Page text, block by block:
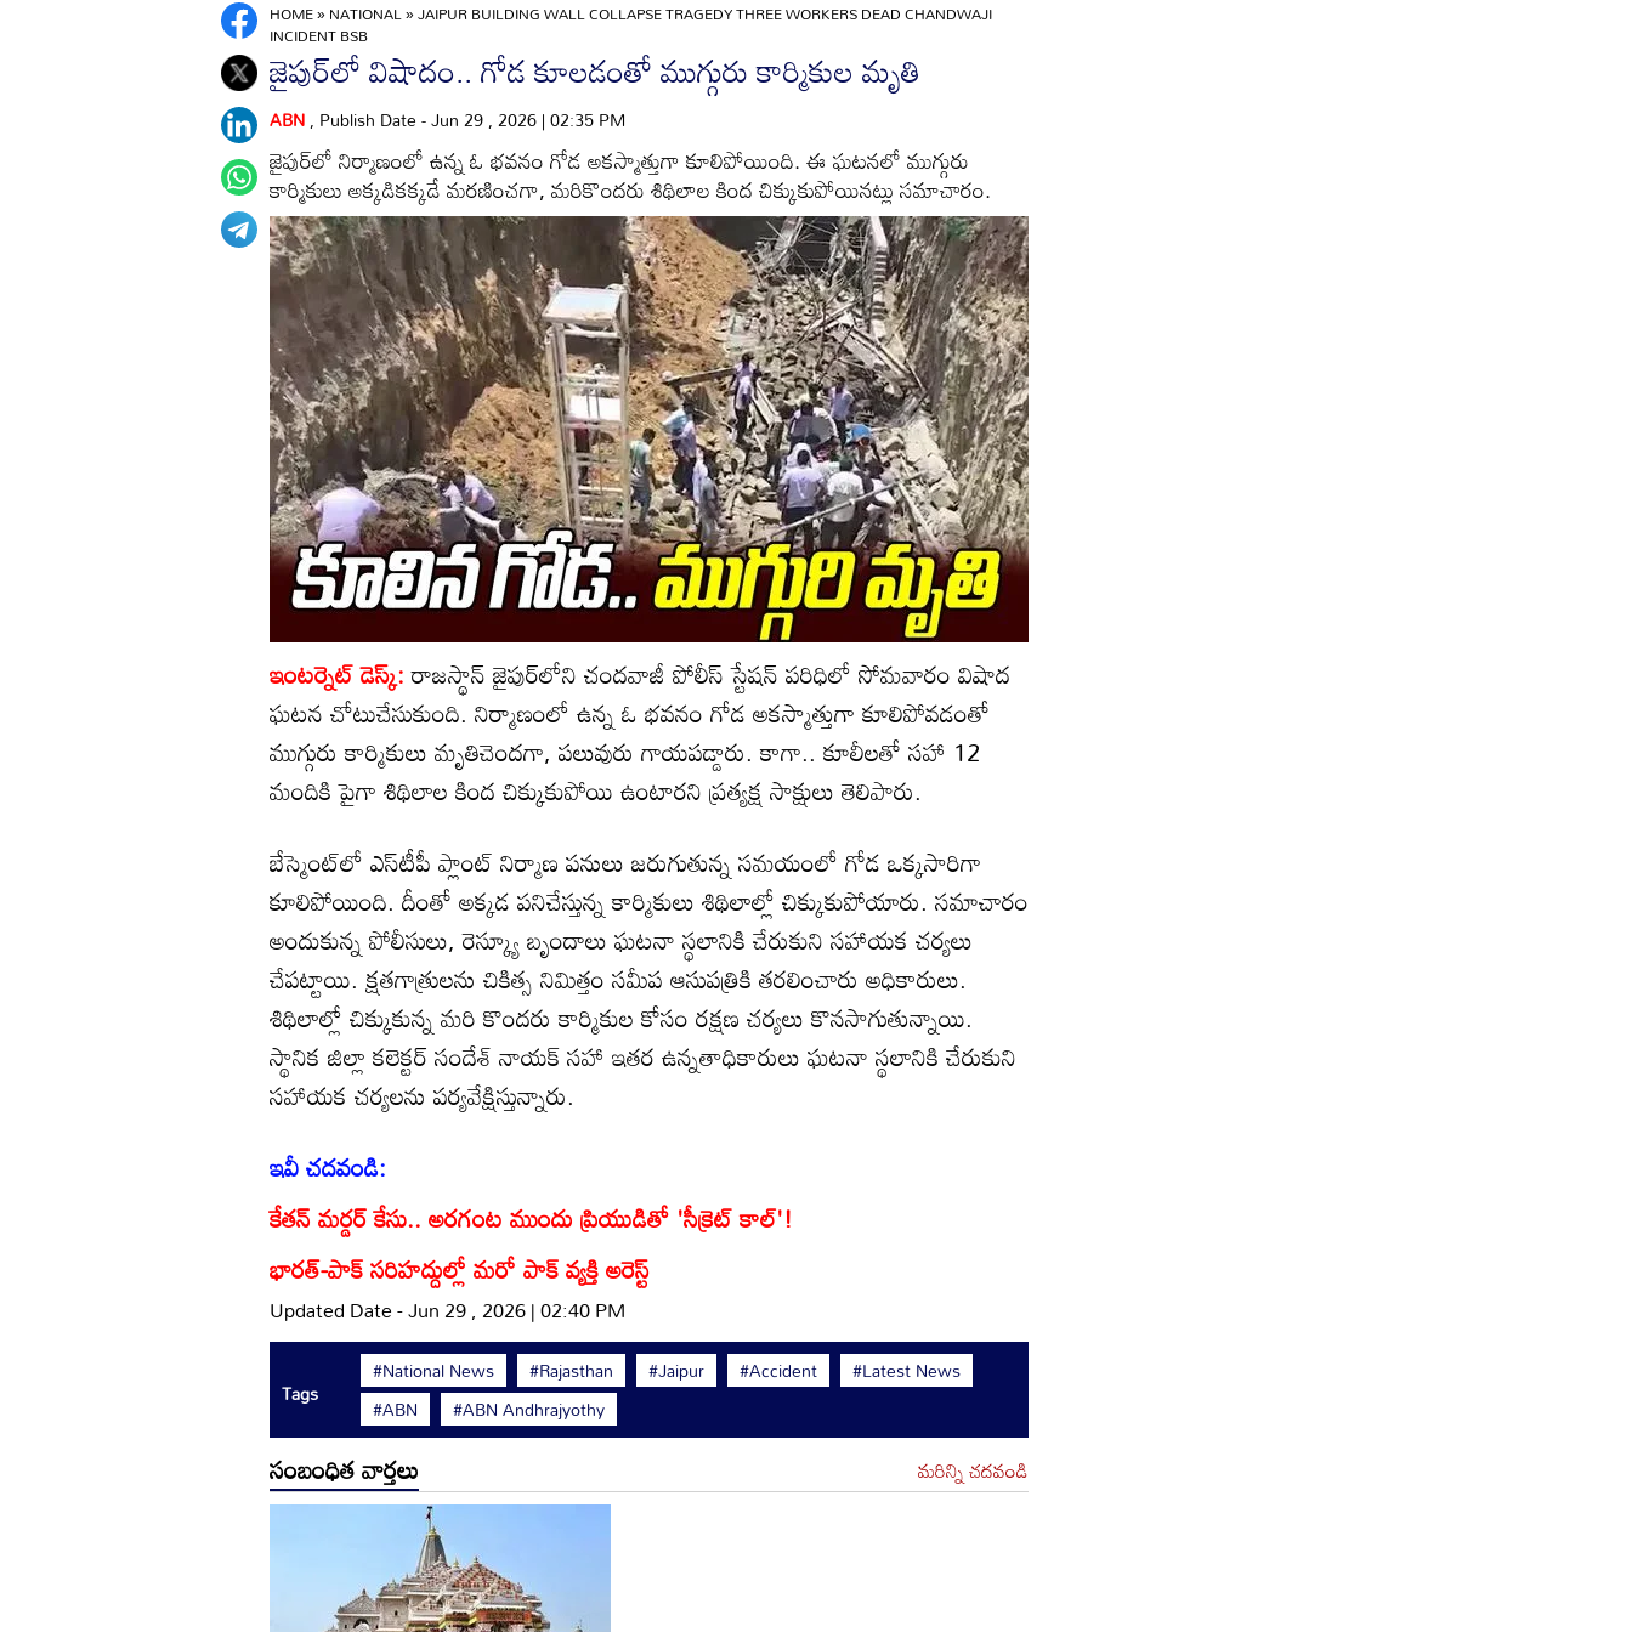
HOME»NATIONAL»JAIPUR BUILDING WALL COLLAPSE TRAGEDY THREE WORKERS DEAD CHANDWAJI
INCIDENT BSB
జైపుర్‌లో విషాదం.. గోడ కూలడంతో ముగ్గురు కార్మికుల మృతి
ABN, Publish Date - Jun 29 , 2026 | 02:35 PM
జైపుర్‌లో నిర్మాణంలో ఉన్న ఓ భవనం గోడ అకస్మాత్తుగా కూలిపోయింది. ఈ ఘటనలో ముగ్గురు
కార్మికులు అక్కడికక్కడే మరణించగా, మరికొందరు శిథిలాల కింద చిక్కుకుపోయినట్లు సమాచారం.
ఇంటర్నెట్ డెస్క్:రాజస్థాన్‌ జైపుర్‌లోని చందవాజీ పోలీస్ స్టేషన్ పరిధిలో సోమవారం విషాద
ఘటన చోటుచేసుకుంది. నిర్మాణంలో ఉన్న ఓ భవనం గోడ అకస్మాత్తుగా కూలిపోవడంతో
ముగ్గురు కార్మికులు మృతిచెందగా, పలువురు గాయపడ్డారు. కాగా.. కూలీలతో సహా 12
మందికి పైగా శిథిలాల కింద చిక్కుకుపోయి ఉంటారని ప్రత్యక్ష సాక్షులు తెలిపారు.
బేస్మెంట్‌లో ఎస్‌టీపీ ప్లాంట్ నిర్మాణ పనులు జరుగుతున్న సమయంలో గోడ ఒక్కసారిగా
కూలిపోయింది. దీంతో అక్కడ పనిచేస్తున్న కార్మికులు శిథిలాల్లో చిక్కుకుపోయారు. సమాచారం
అందుకున్న పోలీసులు, రెస్క్యూ బృందాలు ఘటనా స్థలానికి చేరుకుని సహాయక చర్యలు
చేపట్టాయి. క్షతగాత్రులను చికిత్స నిమిత్తం సమీప ఆసుపత్రికి తరలించారు అధికారులు.
శిథిలాల్లో చిక్కుకున్న మరి కొందరు కార్మికుల కోసం రక్షణ చర్యలు కొనసాగుతున్నాయి.
స్థానిక జిల్లా కలెక్టర్ సందేశ్ నాయక్ సహా ఇతర ఉన్నతాధికారులు ఘటనా స్థలానికి చేరుకుని
సహాయక చర్యలను పర్యవేక్షిస్తున్నారు.
ఇవీ చదవండి:
కేతన్ మర్డర్ కేసు.. అరగంట ముందు ప్రియుడితో 'సీక్రెట్ కాల్'!
భారత్-పాక్ సరిహద్దుల్లో మరో పాక్ వ్యక్తి అరెస్ట్
Updated Date - Jun 29 , 2026 | 02:40 PM
Tags
#National News #Rajasthan #Jaipur #Accident
#Latest News
#ABN
#ABN Andhrajyothy
సంబంధిత వార్తలు మరిన్ని చదవండి